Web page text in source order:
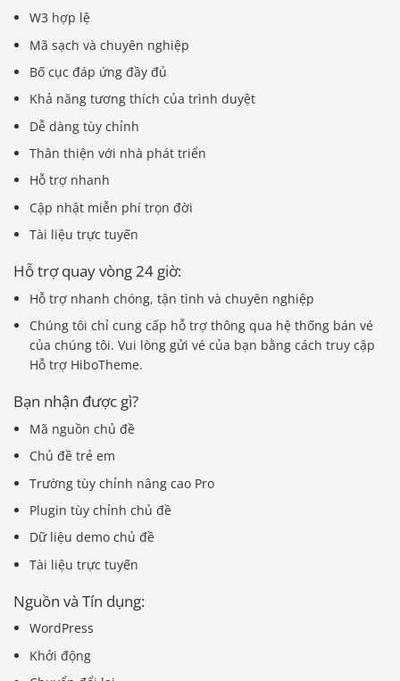
W3 hợp lệ
Mã sạch và chuyên nghiệp
Bố cục đáp ứng đầy đủ
Khả năng tương thích của trình duyệt
Dễ dàng tùy chỉnh
Thân thiện với nhà phát triển
Hỗ trợ nhanh
Cập nhật miễn phí trọn đời
Tài liệu trực tuyến
Hỗ trợ quay vòng 24 giờ:
Hỗ trợ nhanh chóng, tận tình và chuyên nghiệp
Chúng tôi chỉ cung cấp hỗ trợ thông qua hệ thống bán vé
của chúng tôi. Vui lòng gửi vé của bạn bằng cách truy cập
Hỗ trợ HiboTheme.
Bạn nhận được gì?
Mã nguồn chủ đề
Chủ đề trẻ em
Trường tùy chỉnh nâng cao Pro
Plugin tùy chỉnh chủ đề
Dữ liệu demo chủ đề
Tài liệu trực tuyến
Nguồn và Tín dụng:
WordPress
Khởi động